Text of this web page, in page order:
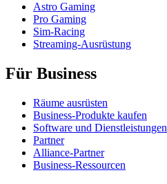
Astro Gaming
Pro Gaming
Sim-Racing
Streaming-Ausrüstung
Für Business
Räume ausrüsten
Business-Produkte kaufen
Software und Dienstleistungen
Partner
Alliance-Partner
Business-Ressourcen